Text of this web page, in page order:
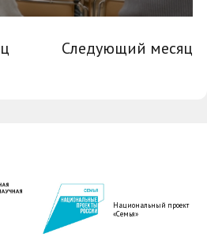
Следующий месяц
Национальный проект
«Семья»